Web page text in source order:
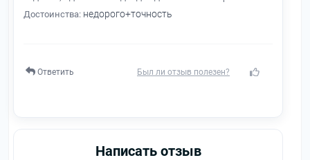
Достоинства: недорого+точность
Ответить
Написать отзыв